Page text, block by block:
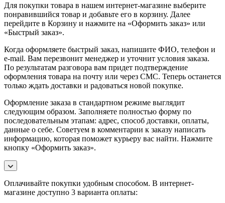
Для покупки товара в нашем интернет-магазине выберите
понравившийся товар и добавьте его в корзину. Далее
перейдите в Корзину и нажмите на «Оформить заказ» или
«Быстрый заказ».
Когда оформляете быстрый заказ, напишите ФИО, телефон и
e-mail. Вам перезвонит менеджер и уточнит условия заказа.
По результатам разговора вам придет подтверждение
оформления товара на почту или через СМС. Теперь останется
только ждать доставки и радоваться новой покупке.
Оформление заказа в стандартном режиме выглядит
следующим образом. Заполняете полностью форму по
последовательным этапам: адрес, способ доставки, оплаты,
данные о себе. Советуем в комментарии к заказу написать
информацию, которая поможет курьеру вас найти. Нажмите
кнопку «Оформить заказ».
Оплачивайте покупки удобным способом. В интернет-
магазине доступно 3 варианта оплаты: